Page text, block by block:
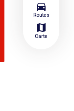
directions_car
Routes
map
Carte